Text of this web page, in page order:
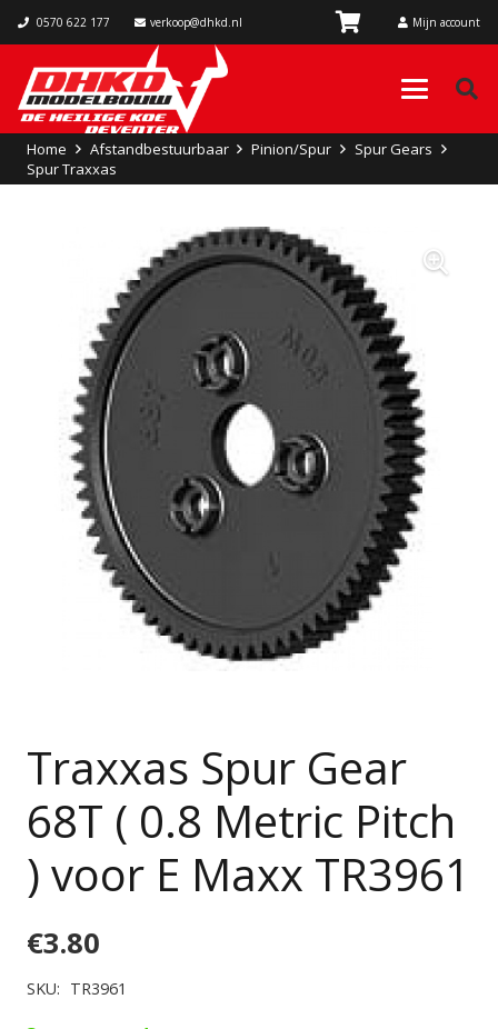
0570 622 177 verkoop@dhkd.nl Mijn account
Home Afstandbestuurbaar Pinion/Spur
Spur Gears
Spur Traxxas
Traxxas Spur Gear
68T ( 0.8 Metric Pitch
) voor E Maxx TR3961
€3.80
SKU: TR3961